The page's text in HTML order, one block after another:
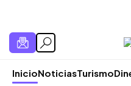
InicioNoticiasTurismo